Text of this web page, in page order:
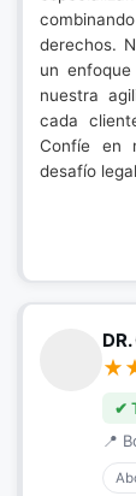
derechos.
un
nuestra
cada
Confíe en
desafío
✔
📍